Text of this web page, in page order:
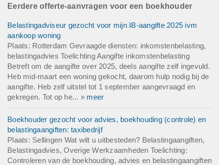
Eerdere offerte-aanvragen voor een boekhouder
Belastingadviseur gezocht voor mijn IB-aangifte 2025 ivm
aankoop woning
Plaats: Rotterdam Gevraagde diensten: inkomstenbelasting,
belastingadvies Toelichting Aangifte inkomstenbelasting
Betreft om de aangifte over 2025, deels aangifte zelf ingevuld.
Heb mid-maart een woning gekocht, daarom hulp nodig bij de
aangifte. Heb zelf uitstel tot 1 september aangevraagd en
gekregen. Tot op he... » meer
Boekhouder gezocht voor advies, boekhouding (controle) en
belastingaangiften: taxibedrijf
Plaats: Sellingen Wat wilt u uitbesteden? Belastingaangiften,
Belastingadvies, Overige Werkzaamheden Toelichting:
Controleren van de boekhouding, advies en belastingaangiften